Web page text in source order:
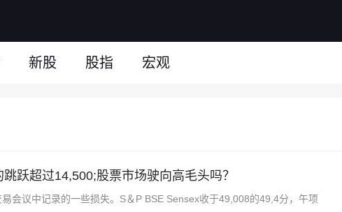
新股 股指 宏观
跃超过14,500;股票市场驶向高毛头吗？
会议中记录的一些损失。S＆P BSE Sensex收于49,008的49,4分，午项